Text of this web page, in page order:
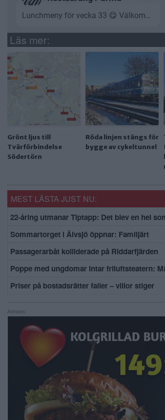
Läs mer:
Grönt ljus till
Tvärförbindelse
Södertörn
Röda linjen stängs för
bygge av cykeltunnel
MEST LÄSTA JUST NU:
22-åring utmanar Tiptapp: Det blev en hel
Sommartorget i Älvsjö öppnar: Familjärt
Passagerarbåt kolliderade på Riddarfjärden
Poppe med ungdomar intar friluftsteatern:
Priser på bostadsrätter faller – villor stiger
Annons: